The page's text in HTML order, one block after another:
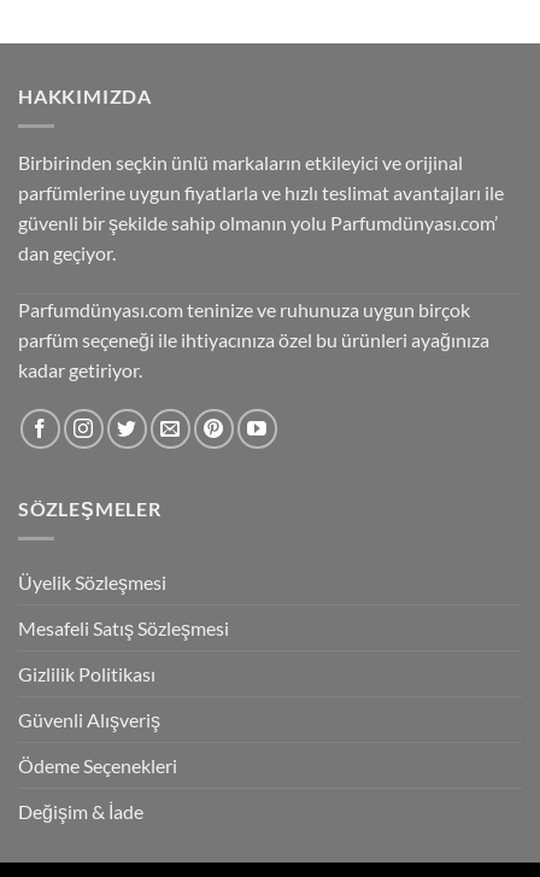
HAKKIMIZDA
Birbirinden seçkin ünlü markaların etkileyici ve orijinal
parfümlerine uygun fiyatlarla ve hızlı teslimat avantajları ile
güvenli bir şekilde sahip olmanın yolu Parfumdünyası.com’
dan geçiyor.
Parfumdünyası.com teninize ve ruhunuza uygun birçok
parfüm seçeneği ile ihtiyacınıza özel bu ürünleri ayağınıza
kadar getiriyor.
SÖZLEŞMELER
Üyelik Sözleşmesi
Mesafeli Satış Sözleşmesi
Gizlilik Politikası
Güvenli Alışveriş
Ödeme Seçenekleri
Değişim & İade